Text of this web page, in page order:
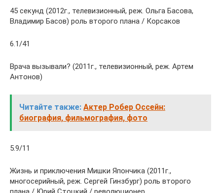
45 секунд (2012г., телевизионный, реж. Ольга Басова,
Владимир Басов) роль второго плана / Корсаков
6.1/41
Врача вызывали? (2011г., телевизионный, реж. Артем
Антонов)
Читайте также: Актер Робер Оссейн:
биография, фильмография, фото
5.9/11
Жизнь и приключения Мишки Япончика (2011г.,
многосерийный, реж. Сергей Гинзбург) роль второго